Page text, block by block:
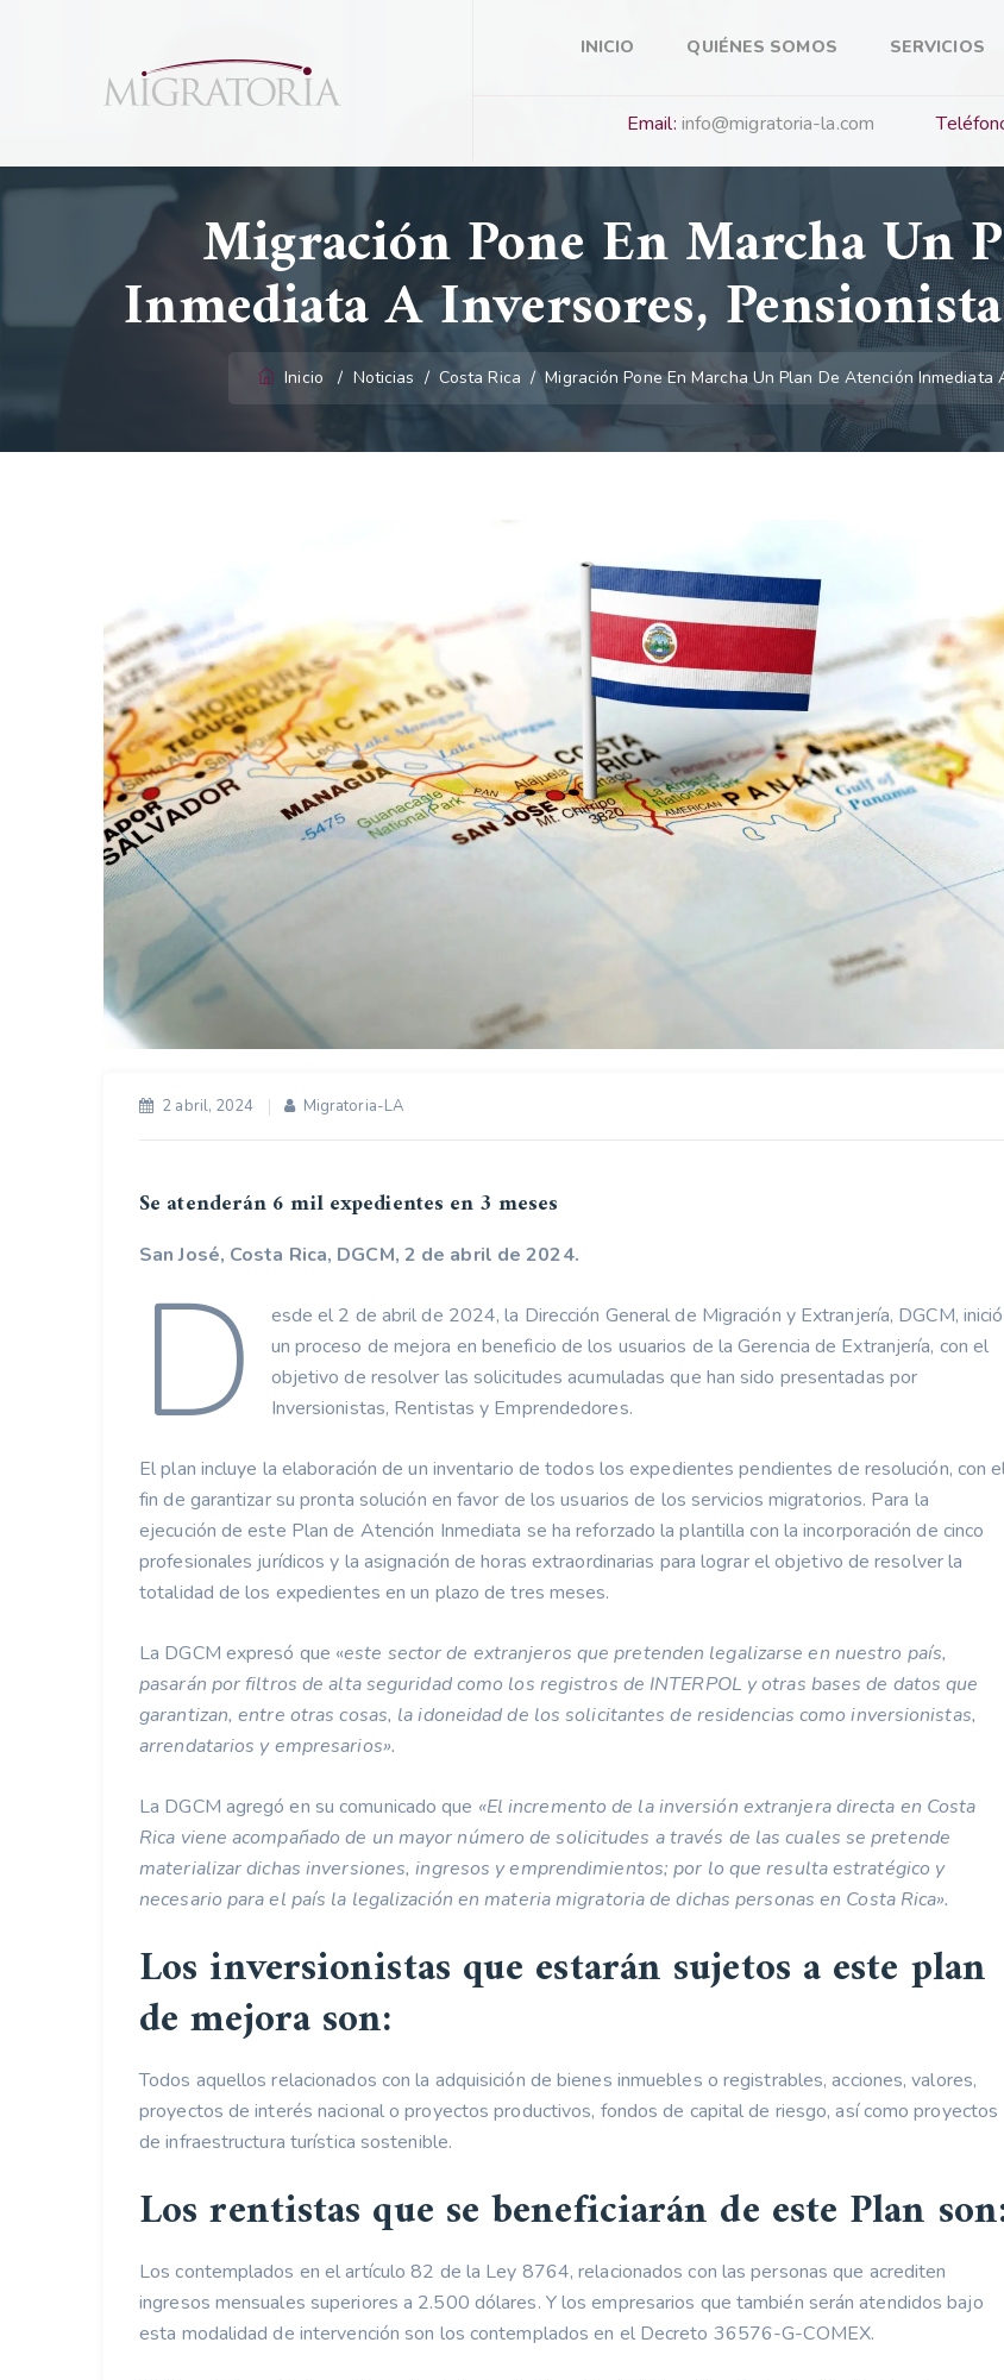
INICIO QUIÉNES SOMOS SERVICIOS
Email: info@migratoria-la.com
Migración Pone En Marcha Un
Inmediata A Inversores,
Inicio / Noticias / Costa Rica /Migración Pone En Marcha Un Plan De Atención
2 abril, 2024 Migratoria-LA
Se atenderán 6 mil expedientes en 3 meses
San José, Costa Rica, DGCM, 2 de abril de 2024.
D
esde el 2 de abril de 2024, la Dirección General de Migración y Extranjería, DGCM, inició
un proceso de mejora en beneficio de los usuarios de la Gerencia de Extranjería, con el
objetivo de resolver las solicitudes acumuladas que han sido presentadas por
Inversionistas, Rentistas y Emprendedores.
El plan incluye la elaboración de un inventario de todos los expedientes pendientes de resolución, con
fin de garantizar su pronta solución en favor de los usuarios de los servicios migratorios. Para la
ejecución de este Plan de Atención Inmediata se ha reforzado la plantilla con la incorporación de cinco
profesionales jurídicos y la asignación de horas extraordinarias para lograr el objetivo de resolver la
totalidad de los expedientes en un plazo de tres meses.
La DGCM expresó que «este sector de extranjeros que pretenden legalizarse en nuestro país,
pasarán por filtros de alta seguridad como los registros de INTERPOL y otras bases de datos que
garantizan, entre otras cosas, la idoneidad de los solicitantes de residencias como inversionistas,
arrendatarios y empresarios».
La DGCM agregó en su comunicado que «El incremento de la inversión extranjera directa en Costa
Rica viene acompañado de un mayor número de solicitudes a través de las cuales se pretende
materializar dichas inversiones, ingresos y emprendimientos; por lo que resulta estratégico y
necesario para el país la legalización en materia migratoria de dichas personas en Costa Rica».
Los inversionistas que estarán sujetos a este plan
de mejora son:
Todos aquellos relacionados con la adquisición de bienes inmuebles o registrables, acciones, valores,
proyectos de interés nacional o proyectos productivos, fondos de capital de riesgo, así como proyectos
de infraestructura turística sostenible.
Los rentistas que se beneficiarán de este Plan
Los contemplados en el artículo 82 de la Ley 8764, relacionados con las personas que acrediten
ingresos mensuales superiores a 2.500 dólares. Y los empresarios que también serán atendidos bajo
esta modalidad de intervención son los contemplados en el Decreto 36576-G-COMEX.